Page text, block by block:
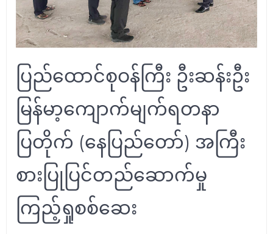
ပြည်ထောင်စုဝန်ကြီး ဦးဆန်းဦး
မြန်မာ့ကျောက်မျက်ရတနာ
ပြတိုက် (နေပြည်တော်) အကြီး
စားပြုပြင်တည်ဆောက်မှု
ကြည့်ရှုစစ်ဆေး